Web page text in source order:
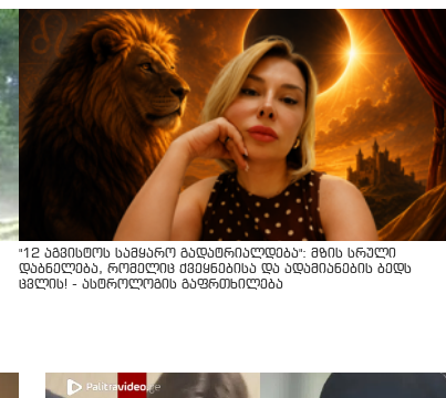
"12 აგვისტოს სამყარო გადატრიალდება": მზის სრული
დაბნელება, რომელიც ქვეყნებისა და ადამიანების ბედს
ცვლის! - ასტროლოგის გაფრთხილება